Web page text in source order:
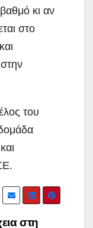
κι αν
στο
του
στη